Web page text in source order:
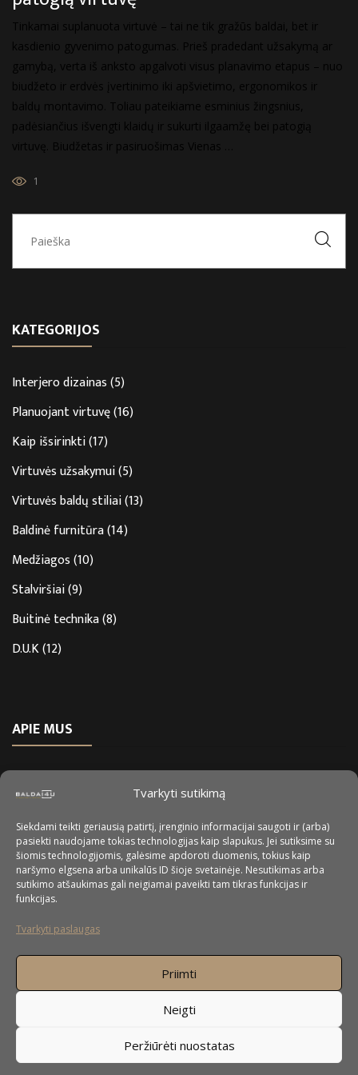
Tvarkyti sutikimą
Siekdami teikti geriausią patirtį, įrenginio informacijai saugoti ir (arba)
pasiekti naudojame tokias technologijas kaip slapukus. Jei sutiksime su
šiomis technologijomis, galėsime apdoroti duomenis, tokius kaip
naršymo elgsena arba unikalūs ID šioje svetainėje. Nesutikimas arba
sutikimo atšaukimas gali neigiamai paveikti tam tikras funkcijas ir
funkcijas.
Tvarkyti paslaugas
Priimti
Neigti
Peržiūrėti nuostatas
Tinkamai suplanuota virtuvė – tai ne tik gražūs baldai, bet ir
kasdienio gyvenimo patogumas. Prieš pradedant užsakymą ar
gamybą, verta iš anksto apgalvoti visus planavimo etapus – nuo
biudžeto ir erdvės įvertinimo iki apšvietimo, ergonomikos ir
baldų montavimo. Toliau pateikiame esminius žingsnius,
padėsiančius išvengti klaidų ir sukurti ilgaamžę bei patogią
virtuvę. Biudžetas ir pasiruošimas Vienas …
1
KATEGORIJOS
Interjero dizainas(5)
Planuojant virtuvę(16)
Kaip išsirinkti(17)
Virtuvės užsakymui(5)
Virtuvės baldų stiliai(13)
Baldinė furnitūra(14)
Medžiagos(10)
Stalviršiai(9)
Buitinė technika(8)
D.U.K(12)
APIE MUS
UAB ”Baldai4u” pagrindinė veiklos sritis
yra nestandartinių baldų gamyba. Nors daugiausiai
mielai pagal Jūsų pageidavimus pagaminsime ir spintas, spintas
stumdomomis durimis, svetainės baldus, miegamojo baldus,
prieškambario baldus, vaikų kambario baldus, vonios baldus,